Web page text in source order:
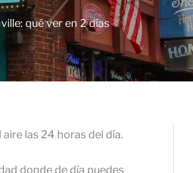
qué ver en 2 días
aire las 24 horas del día.
donde de día puedes